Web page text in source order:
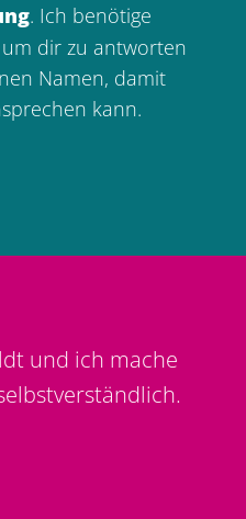
. Ich benötige
dir zu antworten
Namen, damit
kann.
und ich mache